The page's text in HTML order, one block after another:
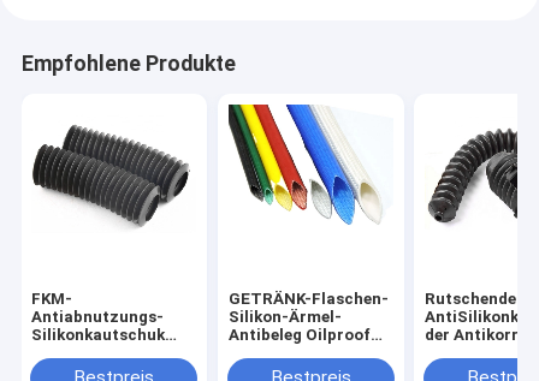
Empfohlene Produkte
FKM-
Antiabnutzungs-
Silikonkautschuk
für PVC-Rohr
GETRÄNK-Flaschen-
Silikon-Ärmel-
Antibeleg Oilproof
Rutschender
der
Sleeving ist